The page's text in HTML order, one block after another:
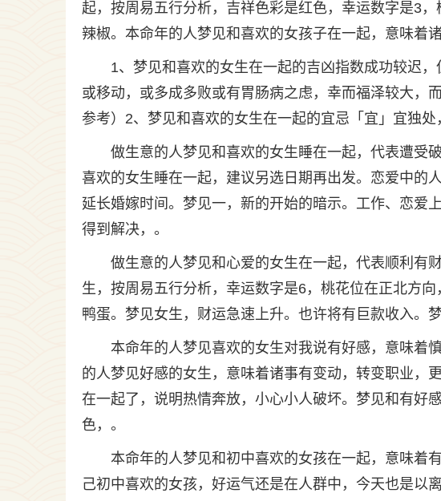
起，按周易五行分析，吉祥色彩是红色，幸运数字是3
辣椒。本命年的人梦见和喜欢的女孩子在一起，意味着
1、梦见和喜欢的女生在一起的吉凶指数成功较迟
或移动，或多成多败或有胃肠病之虑，幸而福泽较大，
参考）2、梦见和喜欢的女生在一起的宜忌「宜」宜独
做生意的人梦见和喜欢的女生睡在一起，代表遭受
喜欢的女生睡在一起，建议另选日期再出发。恋爱中的
延长婚嫁时间。梦见一，新的开始的暗示。工作、恋爱
得到解决，。
做生意的人梦见和心爱的女生在一起，代表顺利有
生，按周易五行分析，幸运数字是6，桃花位在正北方
鸭蛋。梦见女生，财运急速上升。也许将有巨款收入。
本命年的人梦见喜欢的女生对我说有好感，意味着
的人梦见好感的女生，意味着诸事有变动，转变职业，
在一起了，说明热情奔放，小心小人破坏。梦见和有好
色，。
本命年的人梦见和初中喜欢的女孩在一起，意味着
己初中喜欢的女孩，好运气还是在人群中，今天也是以